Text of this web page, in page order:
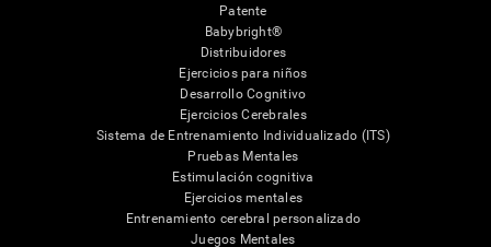
Patente
Babybright®
Distribuidores
Ejercicios para niños
Desarrollo Cognitivo
Ejercicios Cerebrales
Sistema de Entrenamiento Individualizado (ITS)
Pruebas Mentales
Estimulación cognitiva
Ejercicios mentales
Entrenamiento cerebral personalizado
Juegos Mentales